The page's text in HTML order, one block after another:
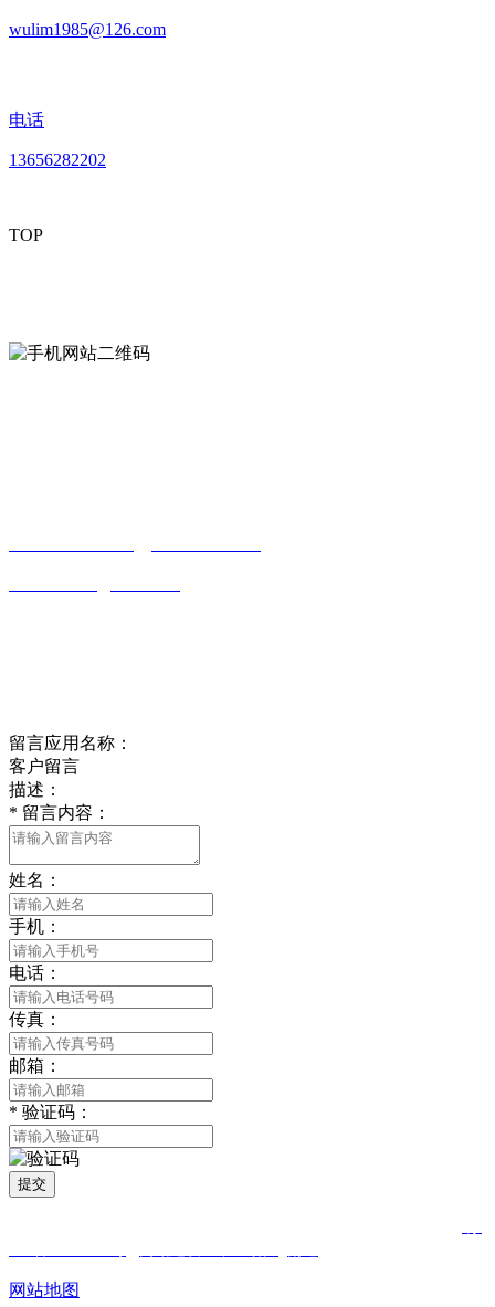
wulim1985@126.com
电话
13656282202
TOP
留言应用名称：
客户留言
描述：
* 留言内容：
姓名：
手机：
电话：
传真：
邮箱：
* 验证码：
提交
网站地图